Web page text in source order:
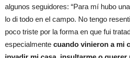
algunos seguidores: “Para mí hubo
lo di todo en el campo. No tengo
poco triste por la forma en que fui
especialmente cuando vinieron a mi